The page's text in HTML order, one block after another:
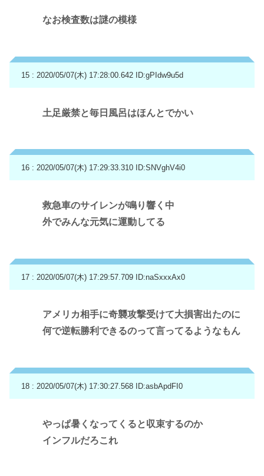
なお検査数は謎の模様
15 : 2020/05/07(木) 17:28:00.642 ID:gPIdw9u5d
土足厳禁と毎日風呂はほんとでかい
16 : 2020/05/07(木) 17:29:33.310 ID:SNVghV4i0
救急車のサイレンが鳴り響く中
外でみんな元気に運動してる
17 : 2020/05/07(木) 17:29:57.709 ID:naSxxxAx0
アメリカ相手に奇襲攻撃受けて大損害出たのに
何で逆転勝利できるのって言ってるようなもん
18 : 2020/05/07(木) 17:30:27.568 ID:asbApdFI0
やっぱ暑くなってくると収束するのか
インフルだろこれ